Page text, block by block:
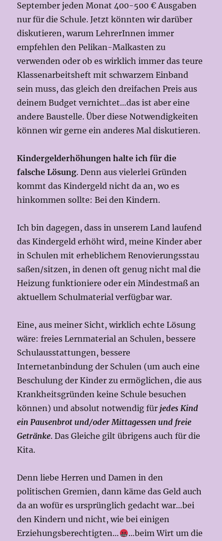
September jeden Monat 400-500 € Ausgaben
nur für die Schule. Jetzt könnten wir darüber
diskutieren, warum LehrerInnen immer
empfehlen den Pelikan-Malkasten zu
verwenden oder ob es wirklich immer das teure
Klassenarbeitsheft mit schwarzem Einband
sein muss, das gleich den dreifachen Preis aus
deinem Budget vernichtet…das ist aber eine
andere Baustelle. Über diese Notwendigkeiten
können wir gerne ein anderes Mal diskutieren.
Kindergelderhöhungen halte ich für die
falsche Lösung. Denn aus vielerlei Gründen
kommt das Kindergeld nicht da an, wo es
hinkommen sollte: Bei den Kindern.
Ich bin dagegen, dass in unserem Land laufend
das Kindergeld erhöht wird, meine Kinder aber
in Schulen mit erheblichem Renovierungsstau
saßen/sitzen, in denen oft genug nicht mal die
Heizung funktioniere oder ein Mindestmaß an
aktuellem Schulmaterial verfügbar war.
Eine, aus meiner Sicht, wirklich echte Lösung
wäre: freies Lernmaterial an Schulen, bessere
Schulausstattungen, bessere
Internetanbindung der Schulen (um auch eine
Beschulung der Kinder zu ermöglichen, die aus
Krankheitsgründen keine Schule besuchen
können) und absolut notwendig fürjedes Kind
ein Pausenbrot und/oder Mittagessen und freie
Getränke. Das Gleiche gilt übrigens auch für die
Kita.
Denn liebe Herren und Damen in den
politischen Gremien, dann käme das Geld auch
da an wofür es ursprünglich gedacht war…bei
den Kindern und nicht, wie bei einigen
Erziehungsberechtigten…
…beim Wirt um die